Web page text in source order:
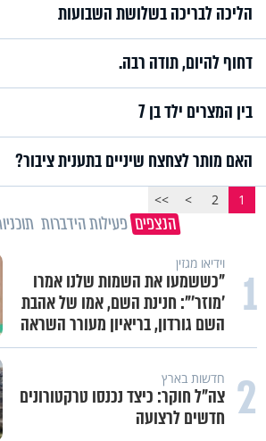
הליכה לבריכה בשלושת השבועות
דחוף להיום, תודה רבה.
בין המצרים ילד בן 7
האם מותר לצחצח שיניים בתענית ציבור?
1
2
>
>>
הנצפים פעילות הידברות
1 תכני הידברות
מזוזות, ציציות וספרים מחזקים:
המיזם שיביא שמירה רוחנית לאלפי
חיילי צה"ל
2 תכני הידברות
לזיווגים, שלום בית וישועות: המשדר
העולמי של ט"ו באב